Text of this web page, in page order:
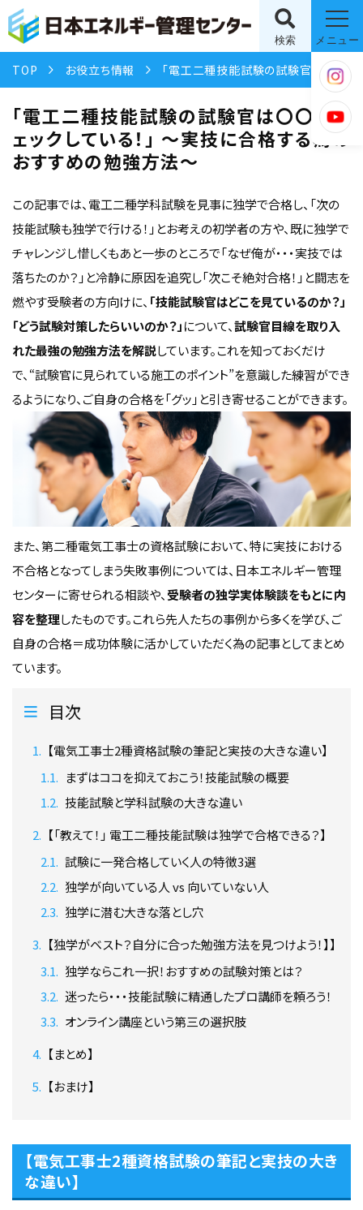
検索 メニュー
TOP お役立ち情報 「電工二種技能試験の試験官は〇〇をチェックしている！」 〜実技に合格する為のおすすめの勉強方法〜
「電工二種技能試験の試験官は〇〇をチ
ェックしている！」 〜実技に合格する為の
おすすめの勉強方法〜
この記事では、電工二種学科試験を見事に独学で合格し、「次の
技能試験も独学で行ける！」とお考えの初学者の方や、既に独学で
チャレンジし惜しくもあと一歩のところで「なぜ俺が・・・実技では
落ちたのか？」と冷静に原因を追究し「次こそ絶対合格！」と闘志を
燃やす受験者の方向けに、 「技能試験官はどこを見ているのか？」
「どう試験対策したらいいのか？」について、試験官目線を取り入
れた最強の勉強方法を解説しています。これを知っておくだけ
で、“試験官に見られている施工のポイント”を意識した練習ができ
るようになり、ご自身の合格を「グッ」と引き寄せることができます。
また、第二種電気工事士の資格試験において、特に実技における
不合格となってしまう失敗事例については、日本エネルギー管理
センターに寄せられる相談や、 受験者の独学実体験談をもとに内
容を整理したものです。これら先人たちの事例から多くを学び、ご
自身の合格＝成功体験に活かしていただく為の記事としてまとめ
ています。
目次
【電気工事士2種資格試験の筆記と実技の大きな違い】
まずはココを抑えておこう！技能試験の概要
技能試験と学科試験の大きな違い
【「教えて！」 電工二種技能試験は独学で合格できる？】
試験に一発合格していく人の特徴3選
独学が向いている人 vs 向いていない人
独学に潜む大きな落とし穴
【独学がベスト？自分に合った勉強方法を見つけよう！】】
独学ならこれ一択！おすすめの試験対策とは？
迷ったら・・・技能試験に精通したプロ講師を頼ろう！
オンライン講座という第三の選択肢
【まとめ】
【おまけ】
【電気工事士2種資格試験の筆記と実技の大き
な違い】